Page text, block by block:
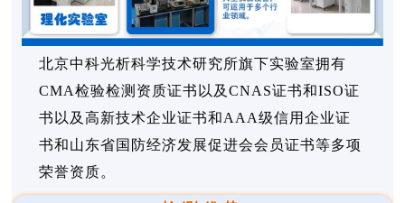
北京中科光析科学技术研究所旗下实验室拥有
CMA检验检测资质证书以及CNAS证书和ISO证
书以及高新技术企业证书和AAA级信用企业证
书和山东省国防经济发展促进会会员证书等多项
荣誉资质。